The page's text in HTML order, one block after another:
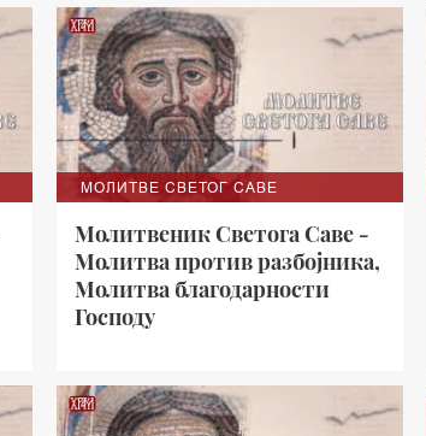
МОЛИТВЕ СВЕТОГ САВЕ
Молитвеник Светога Саве -
Молитва против разбојника,
Молитва благодарности
Господу